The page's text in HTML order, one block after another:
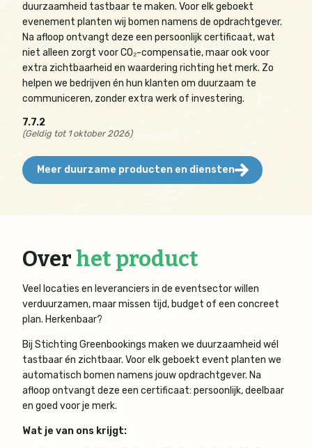
duurzaamheid tastbaar te maken. Voor elk geboekt
evenement planten wij bomen namens de opdrachtgever.
Na afloop ontvangt deze een persoonlijk certificaat, wat
niet alleen zorgt voor CO₂-compensatie, maar ook voor
extra zichtbaarheid en waardering richting het merk. Zo
helpen we bedrijven én hun klanten om duurzaam te
communiceren, zonder extra werk of investering.
7.7.2
(Geldig tot 1 oktober 2026)
Meer duurzame producten en diensten
Over het product
Veel locaties en leveranciers in de eventsector willen
verduurzamen, maar missen tijd, budget of een concreet
plan. Herkenbaar?
Bij Stichting Greenbookings maken we duurzaamheid wél
tastbaar én zichtbaar. Voor elk geboekt event planten we
automatisch bomen namens jouw opdrachtgever. Na
afloop ontvangt deze een certificaat: persoonlijk, deelbaar
en goed voor je merk.
Wat je van ons krijgt: